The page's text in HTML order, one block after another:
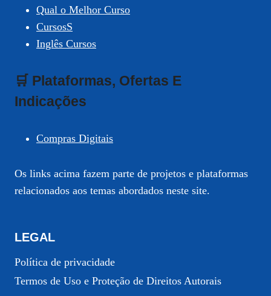
Qual o Melhor Curso
CursosS
Inglês Cursos
🛒 Plataformas, Ofertas E
Indicações
Compras Digitais
Os links acima fazem parte de projetos e plataformas
relacionados aos temas abordados neste site.
LEGAL
Política de privacidade
Termos de Uso e Proteção de Direitos Autorais